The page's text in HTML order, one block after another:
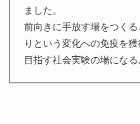
ました。
前向きに手放す場をつく
りという変化への免疫を
目指す社会実験の場になる